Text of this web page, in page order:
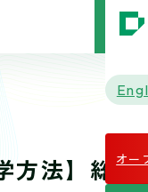
MENU
オー
方法】総